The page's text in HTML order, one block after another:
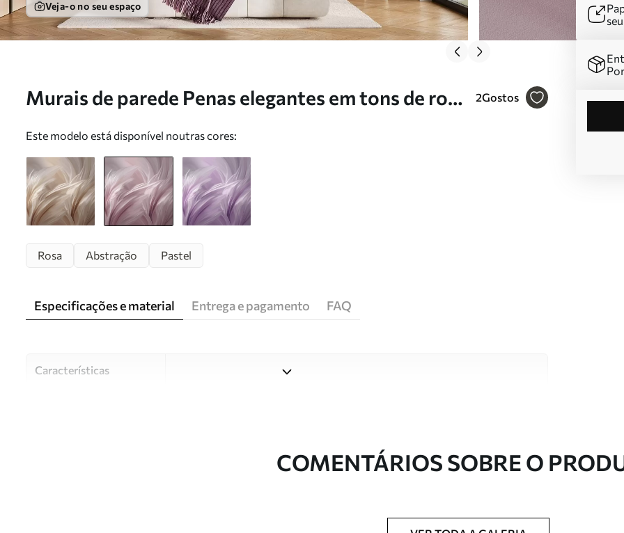
Veja-o no seu espaço
Murais de parede Penas elegantes em tons de rosa
2Gostos
Este modelo está disponível noutras cores:
Rosa Abstração Pastel
Especificações e material Entrega e pagamento FAQ
Características
Estúdio de design UwallsCOMENTÁRIOS SOBRE O